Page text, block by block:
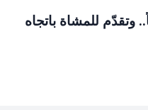
للمشاة باتجاه